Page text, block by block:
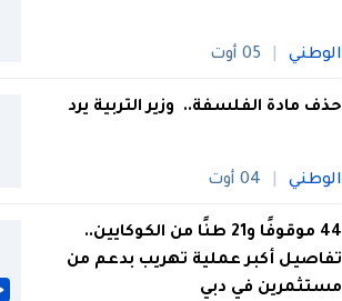
الوطني 05 أوت
حذف مادة الفلسفة.. وزير التربية يرد
الوطني 04 أوت
44 موقوفًا و21 طنًا من الكوكايين..
تفاصيل أكبر عملية تهريب بدعم من
مستثمرين في دبي